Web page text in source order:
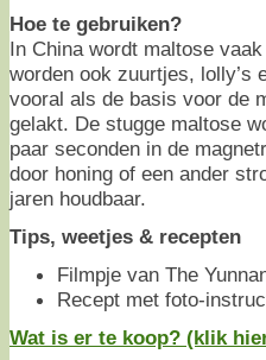
Hoe te gebruiken?
In China wordt maltose
worden ook zuurtjes, lolly’s
vooral als de basis voor de
gelakt. De stugge maltose
paar seconden in de
door honing of een ander
jaren houdbaar.
Tips, weetjes & recepten
Filmpje van The
Recept met foto-
Wat is er te koop? (klik